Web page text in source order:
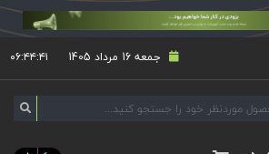
جمعه 16 مرداد 1405 ۰۶:۴۴:۴۲